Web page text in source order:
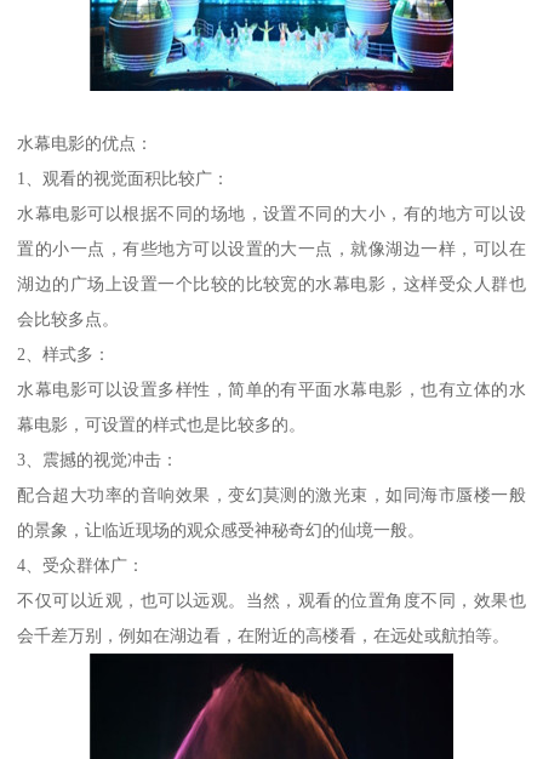
水幕电影的优点：
1、观看的视觉面积比较广：
水幕电影可以根据不同的场地，设置不同的大小，有的地方可以设
置的小一点，有些地方可以设置的大一点，就像湖边一样，可以在
湖边的广场上设置一个比较的比较宽的水幕电影，这样受众人群也
会比较多点。
2、样式多：
水幕电影可以设置多样性，简单的有平面水幕电影，也有立体的水
幕电影，可设置的样式也是比较多的。
3、震撼的视觉冲击：
配合超大功率的音响效果，变幻莫测的激光束，如同海市蜃楼一般
的景象，让临近现场的观众感受神秘奇幻的仙境一般。
4、受众群体广：
不仅可以近观，也可以远观。当然，观看的位置角度不同，效果也
会千差万别，例如在湖边看，在附近的高楼看，在远处或航拍等。